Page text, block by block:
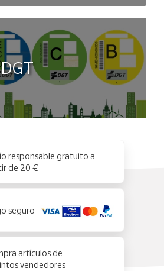
responsable gratuito a
de 20 €
seguro
artículos de
vendedores